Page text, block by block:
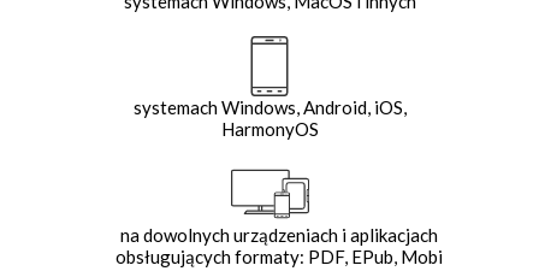
systemach Windows, Android, iOS,
HarmonyOS
na dowolnych urządzeniach i aplikacjach
obsługujących formaty: PDF, EPub, Mobi